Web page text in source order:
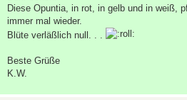
Diese Opuntia, in rot, in gelb und in weiß,
immer mal wieder.
Blüte verläßlich null. . .
Beste Grüße
K.W.